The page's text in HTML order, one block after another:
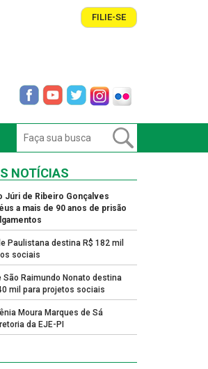
FILIE-SE
NOTÍCIAS
Júri de Ribeiro Gonçalves
a mais de 90 anos de prisão
Paulistana destina R$ 182 mil
sociais
São Raimundo Nonato destina
mil para projetos sociais
Moura Marques de Sá
da EJE-PI